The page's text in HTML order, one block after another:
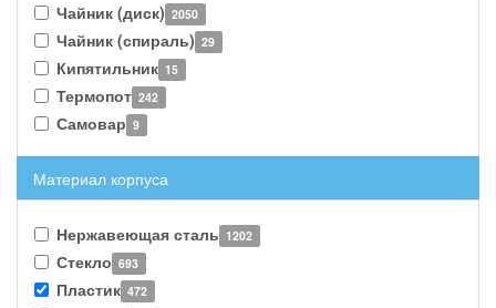
Чайник (диск) 2050
Чайник (спираль) 29
Кипятильник 15
Термопот 242
Самовар 9
Материал корпуса
Нержавеющая сталь 1202
Стекло 693
Пластик 472